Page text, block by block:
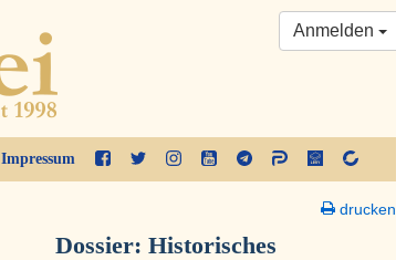
Impressum
Anmelden
drucken
Dossier: Historisches